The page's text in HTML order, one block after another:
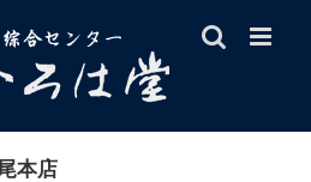
本店